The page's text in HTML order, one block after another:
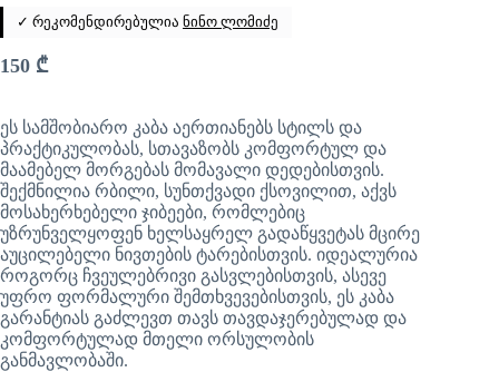
✓ რეკომენდირებულია ნინო ლომიძე
150 ₾
ეს სამშობიარო კაბა აერთიანებს სტილს და
პრაქტიკულობას, სთავაზობს კომფორტულ და
მაამებელ მორგებას მომავალი დედებისთვის.
შექმნილია რბილი, სუნთქვადი ქსოვილით, აქვს
მოსახერხებელი ჯიბეები, რომლებიც
უზრუნველყოფენ ხელსაყრელ გადაწყვეტას მცირე
აუცილებელი ნივთების ტარებისთვის. იდეალურია
როგორც ჩვეულებრივი გასვლებისთვის, ასევე
უფრო ფორმალური შემთხვევებისთვის, ეს კაბა
გარანტიას გაძლევთ თავს თავდაჯერებულად და
კომფორტულად მთელი ორსულობის
განმავლობაში.